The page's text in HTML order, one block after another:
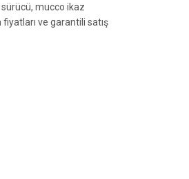
mucco ikaz
ve garantili satış